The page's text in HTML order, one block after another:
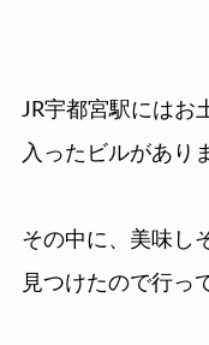
JR宇都宮駅にはお
入ったビルがあり
その中に、美味し
見つけたので行っ